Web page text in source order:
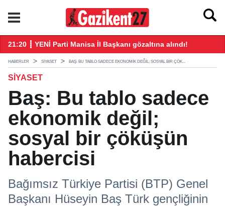
21:20 ┋ YENİ Parti Manisa İl Başkanı gözaltına alındı!
HABERLER SIYASET BAŞ: BU TABLO SADECE EKONOMIK DEĞIL; SOSYAL BIR ÇÖK...
SIYASET
Baş: Bu tablo sadece
ekonomik değil;
sosyal bir çöküşün
habercisi
Bağımsız Türkiye Partisi (BTP) Genel
Başkanı Hüseyin Baş Türk gençliğinin